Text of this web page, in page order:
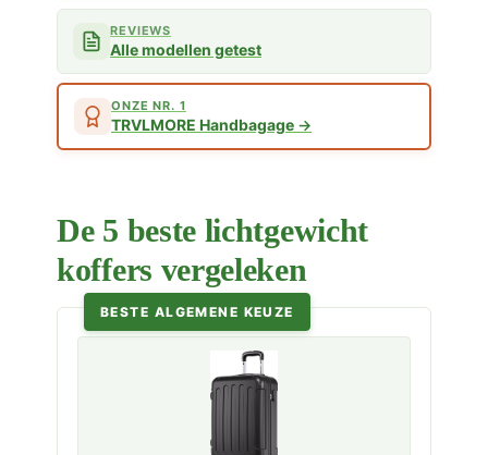
REVIEWS
Alle modellen getest
ONZE NR. 1
TRVLMORE Handbagage
De 5 beste lichtgewicht
koffers vergeleken
BESTE ALGEMENE KEUZE